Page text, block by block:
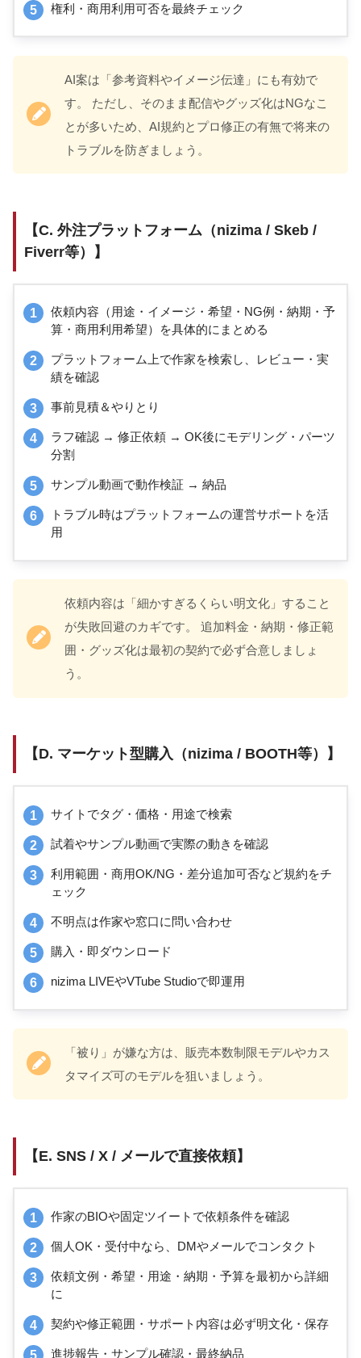
権利・商用利用可否を最終チェック
AI案は「参考資料やイメージ伝達」にも有効で
す。 ただし、そのまま配信やグッズ化はNGなこ
とが多いため、AI規約とプロ修正の有無で将来の
トラブルを防ぎましょう。
【C. 外注プラットフォーム（nizima / Skeb /
Fiverr等）】
依頼内容（用途・イメージ・希望・NG例・納期・予
算・商用利用希望）を具体的にまとめる
プラットフォーム上で作家を検索し、レビュー・実
績を確認
事前見積＆やりとり
ラフ確認 → 修正依頼 → OK後にモデリング・パーツ
分割
サンプル動画で動作検証 → 納品
トラブル時はプラットフォームの運営サポートを活
用
依頼内容は「細かすぎるくらい明文化」すること
が失敗回避のカギです。 追加料金・納期・修正範
囲・グッズ化は最初の契約で必ず合意しましょ
う。
【D. マーケット型購入（nizima / BOOTH等）】
サイトでタグ・価格・用途で検索
試着やサンプル動画で実際の動きを確認
利用範囲・商用OK/NG・差分追加可否など規約をチ
ェック
不明点は作家や窓口に問い合わせ
購入・即ダウンロード
nizima LIVEやVTube Studioで即運用
「被り」が嫌な方は、販売本数制限モデルやカス
タマイズ可のモデルを狙いましょう。
【E. SNS / X / メールで直接依頼】
作家のBIOや固定ツイートで依頼条件を確認
個人OK・受付中なら、DMやメールでコンタクト
依頼文例・希望・用途・納期・予算を最初から詳細
に
契約や修正範囲・サポート内容は必ず明文化・保存
進捗報告・サンプル確認・最終納品